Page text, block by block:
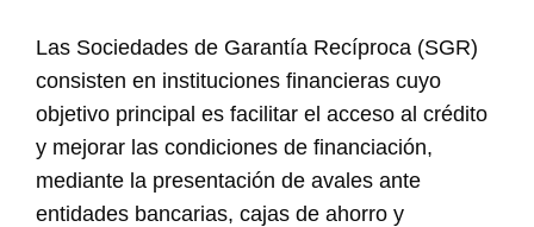
Las Sociedades de Garantía Recíproca (SGR)
consisten en instituciones financieras cuyo
objetivo principal es facilitar el acceso al crédito
y mejorar las condiciones de financiación,
mediante la presentación de avales ante
entidades bancarias, cajas de ahorro y